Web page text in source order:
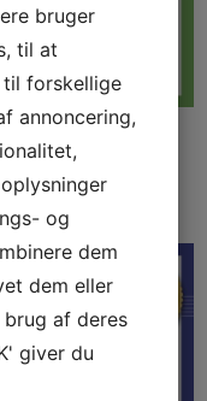
bruger
til at
til forskellige
annoncering,
og
dem
dem eller
af deres
giver du